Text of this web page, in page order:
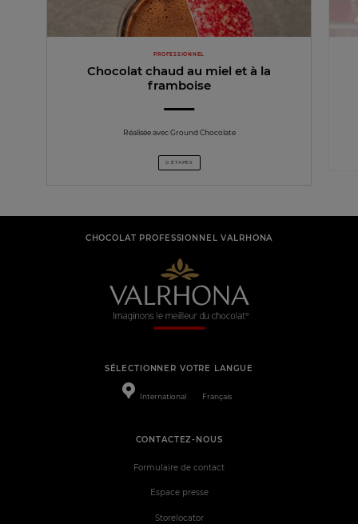
PROFESSIONNEL
Chocolat chaud au miel et à la
framboise
Réalisée avec Ground Chocolate
0 ÉTAPES
CHOCOLAT PROFESSIONNEL VALRHONA
SÉLECTIONNER VOTRE LANGUE
International Français
CONTACTEZ-NOUS
Formulaire de contact
Espace presse
Storelocator